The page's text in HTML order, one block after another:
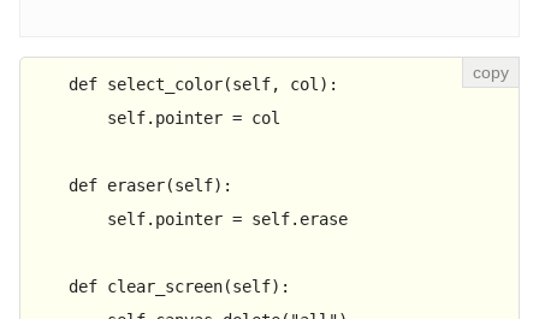
def select_color(self, col ):
        self.pointer = col
def eraser(self):
        self.pointer = self.erase
def clear_screen(self):